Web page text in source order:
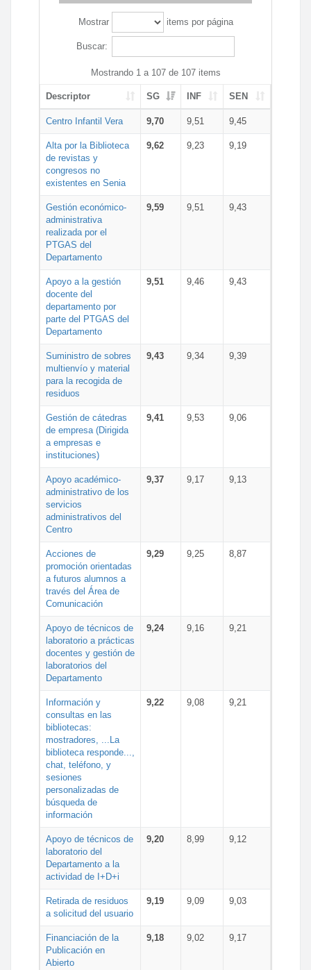
Mostrar items por página
Buscar:
Mostrando 1 a 107 de 107 items
Descriptor SG INF SEN
Centro Infantil Vera 9,70 9,51 9,45
Alta por la Biblioteca
de revistas y
congresos no
existentes en Senia
9,62 9,23 9,19
Gestión económico-
administrativa
realizada por el
PTGAS del
Departamento
9,59 9,51 9,43
Apoyo a la gestión
docente del
departamento por
parte del PTGAS del
Departamento
9,51 9,46 9,43
Suministro de sobres
multienvío y material
para la recogida de
residuos
9,43 9,34 9,39
Gestión de cátedras
de empresa (Dirigida
a empresas e
instituciones)
9,41 9,53 9,06
Apoyo académico-
administrativo de los
servicios
administrativos del
Centro
9,37 9,17 9,13
Acciones de
promoción orientadas
a futuros alumnos a
través del Área de
Comunicación
9,29 9,25 8,87
Apoyo de técnicos de
laboratorio a prácticas
docentes y gestión de
laboratorios del
Departamento
9,24 9,16 9,21
Información y
consultas en las
bibliotecas:
mostradores, ...La
biblioteca responde...,
chat, teléfono, y
sesiones
personalizadas de
búsqueda de
información
9,22 9,08 9,21
Apoyo de técnicos de
laboratorio del
Departamento a la
actividad de I+D+i
9,20 8,99 9,12
Retirada de residuos
a solicitud del usuario
9,19 9,09 9,03
Financiación de la
Publicación en
Abierto
9,18 9,02 9,17